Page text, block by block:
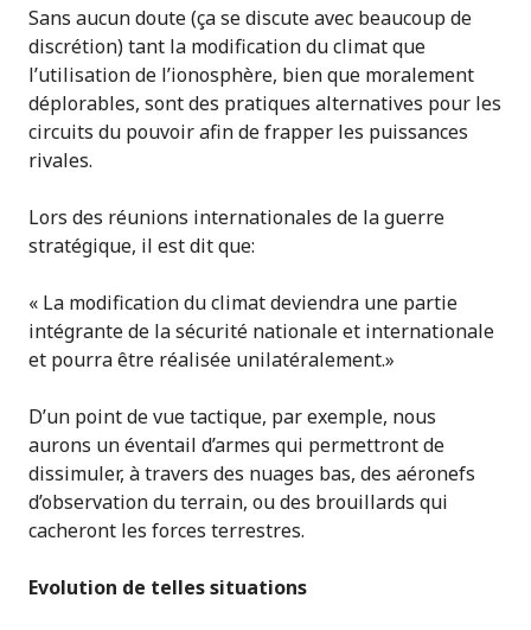
Sans aucun doute (ça se discute avec beaucoup de
discrétion) tant la modification du climat que
l’utilisation de l’ionosphère, bien que moralement
déplorables, sont des pratiques alternatives pour les
circuits du pouvoir afin de frapper les puissances
rivales.
Lors des réunions internationales de la guerre
stratégique, il est dit que:
« La modification du climat deviendra une partie
intégrante de la sécurité nationale et internationale
et pourra être réalisée unilatéralement.»
D’un point de vue tactique, par exemple, nous
aurons un éventail d’armes qui permettront de
dissimuler, à travers des nuages bas, des aéronefs
d’observation du terrain, ou des brouillards qui
cacheront les forces terrestres.
Evolution de telles situations